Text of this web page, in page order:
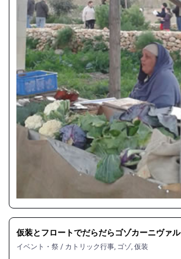
仮装とフロートでだらだらゴゾカーニヴァル
イベント・祭 / カトリック行事 ゴゾ 仮装